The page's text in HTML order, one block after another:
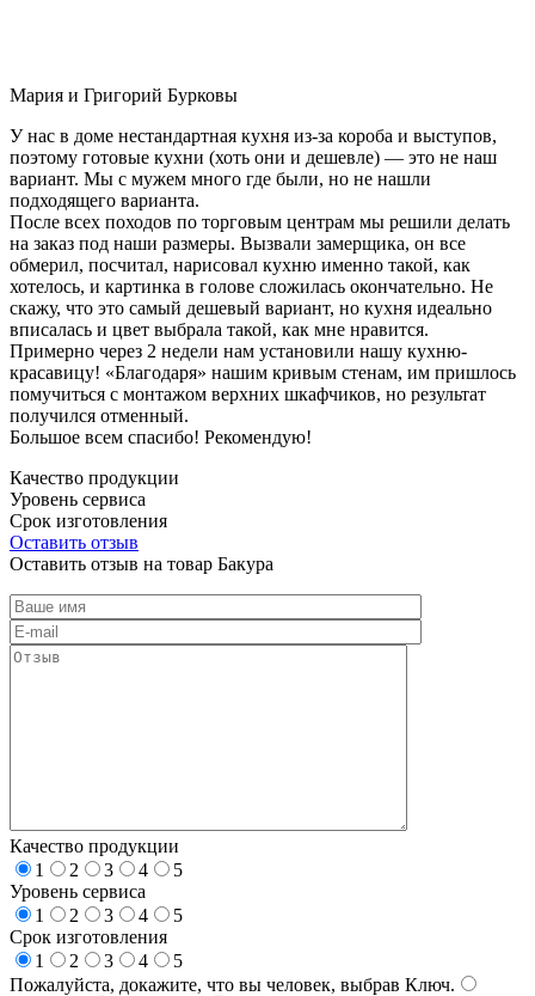
Мария и Григорий Бурковы
У нас в доме нестандартная кухня из-за короба и выступов,
поэтому готовые кухни (хоть они и дешевле) — это не наш
вариант. Мы с мужем много где были, но не нашли
подходящего варианта.
После всех походов по торговым центрам мы решили делать
на заказ под наши размеры. Вызвали замерщика, он все
обмерил, посчитал, нарисовал кухню именно такой, как
хотелось, и картинка в голове сложилась окончательно. Не
скажу, что это самый дешевый вариант, но кухня идеально
вписалась и цвет выбрала такой, как мне нравится.
Примерно через 2 недели нам установили нашу кухню-
красавицу! «Благодаря» нашим кривым стенам, им пришлось
помучиться с монтажом верхних шкафчиков, но результат
получился отменный.
Большое всем спасибо! Рекомендую!
Качество продукции
Уровень сервиса
Срок изготовления
Оставить отзыв
Оставить отзыв на товар Бакура
Качество продукции
1
2 3 4
5
Уровень сервиса
1
2 3 4
5
Срок изготовления
1
2 3 4
5
Пожалуйста, докажите, что вы человек, выбрав Ключ.